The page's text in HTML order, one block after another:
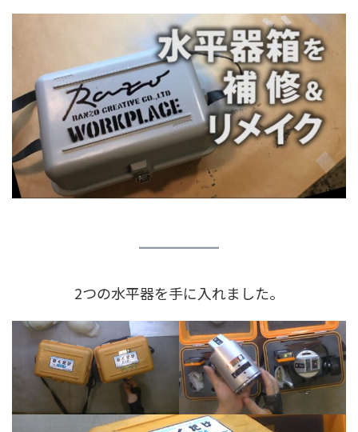
2つの水平器を手に入れました。